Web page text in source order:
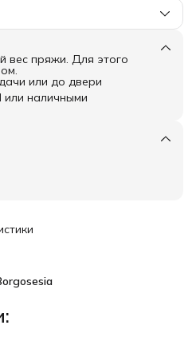
вес пряжи. Для этого
или до двери
наличными